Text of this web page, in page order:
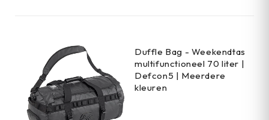
Duffle Bag - Weekendtas
multifunctioneel 70 liter |
Defcon5 | Meerdere
kleuren